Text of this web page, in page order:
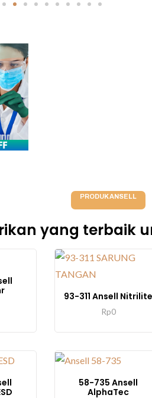
PRODUK ANSELL
yang terbaik
93-311 Ansell Nitrilite
Rp0
58-735 Ansell
AlphaTec